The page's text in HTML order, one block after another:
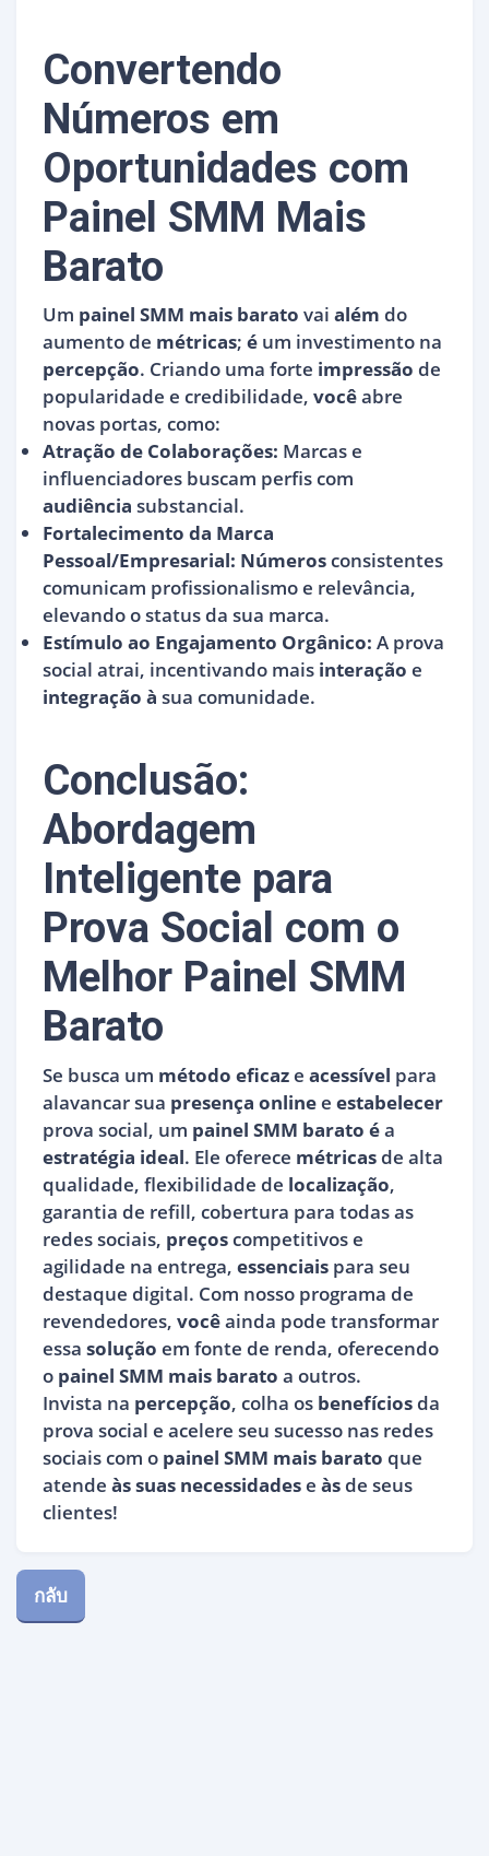
Convertendo
Números em
Oportunidades com
Painel SMM Mais
Barato
Um painel SMM mais barato vai além do
aumento de métricas; é um investimento na
percepção. Criando uma forte impressão de
popularidade e credibilidade, vocêabre
novas portas, como:
Atração de Colaborações: Marcas e
influenciadores buscam perfis com
audiência substancial.
Fortalecimento da Marca
Pessoal/Empresarial: Númerosconsistentes
comunicam profissionalismo e relevância,
elevando o status da sua marca.
Estímulo ao Engajamento Orgânico: A prova
social atrai, incentivando mais interação e
integração à sua comunidade.
Conclusão:
Abordagem
Inteligente para
Prova Social com o
Melhor Painel SMM
Barato
Se busca um método eficaze acessível para
alavancar sua presença onlinee estabelecer
prova social, um painel SMM barato éa
estratégia ideal. Ele oferece métricasde alta
qualidade, flexibilidade de localização,
garantia de refill, cobertura para todas as
redes sociais, preçoscompetitivos e
agilidade na entrega, essenciais para seu
destaque digital. Com nosso programa de
revendedores, vocêainda pode transformar
essa solução em fonte de renda, oferecendo
o painel SMM mais barato a outros.
Invista na percepção, colha os benefíciosda
prova social e acelere seu sucesso nas redes
sociais com o painel SMM mais barato que
atende às suas necessidadese àsde seus
clientes!
กลับ